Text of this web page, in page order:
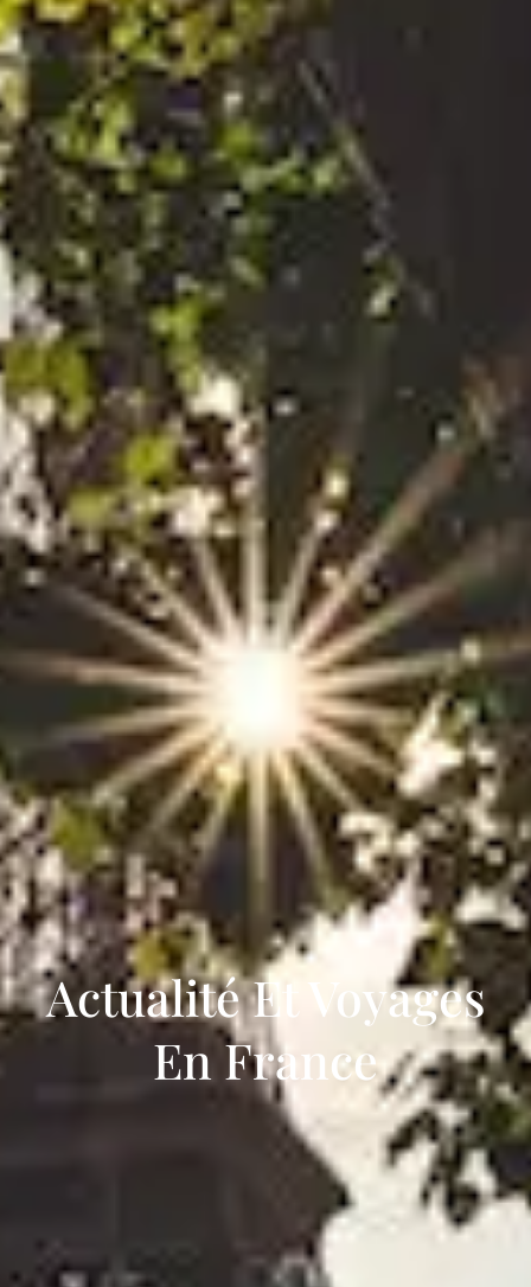
Actualité Et Voyages
En France